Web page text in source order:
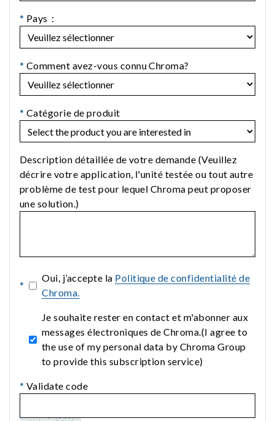
* Pays：
* Comment avez-vous connu Chroma?
* Catégorie de produit
Description détaillée de votre demande (Veuillez
décrire votre application, l'unité testée ou tout autre
problème de test pour lequel Chroma peut proposer
une solution.)
*
Oui, j’accepte la Politique de confidentialité de
Chroma.
Je souhaite rester en contact et m'abonner aux
messages électroniques de Chroma.(I agree to
the use of my personal data by Chroma Group
to provide this subscription service)
* Validate code